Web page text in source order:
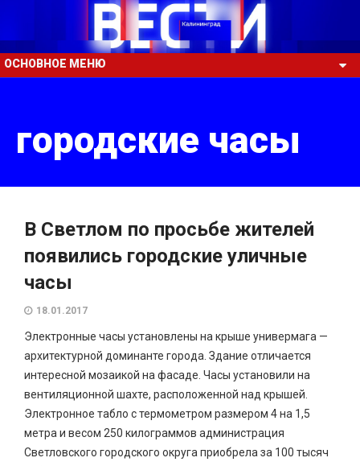
ОСНОВНОЕ МЕНЮ
городские часы
В Светлом по просьбе жителей
появились городские уличные
часы
18.01.2017
Электронные часы установлены на крыше универмага —
архитектурной доминанте города. Здание отличается
интересной мозаикой на фасаде. Часы установили на
вентиляционной шахте, расположенной над крышей.
Электронное табло с термометром размером 4 на 1,5
метра и весом 250 килограммов администрация
Светловского городского округа приобрела за 100 тысяч